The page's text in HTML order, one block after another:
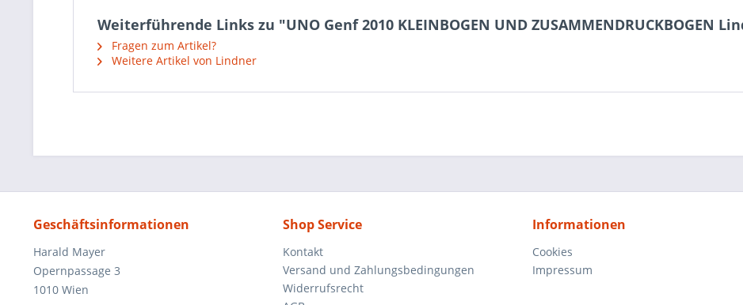
Weiterführende Links zu "UNO Genf 2010 KLEINBOGEN UND ZUSAMMENDRUCKBOGEN
Fragen zum Artikel?
Weitere Artikel von Lindner
Geschäftsinformationen
Harald Mayer
Opernpassage 3
1010 Wien
Shop Service
Kontakt
Versand und Zahlungsbedingungen
Widerrufsrecht
Informationen
Cookies
Impressum